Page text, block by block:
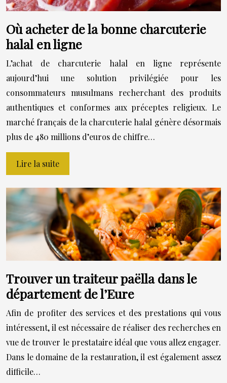
Où acheter de la bonne charcuterie
halal en ligne
L’achat de charcuterie halal en ligne représente
aujourd’hui une solution privilégiée pour les
consommateurs musulmans recherchant des produits
authentiques et conformes aux préceptes religieux. Le
marché français de la charcuterie halal génère désormais
plus de 480 millions d’euros de chiffre…
Lire la suite
Trouver un traiteur paëlla dans le
département de l’Eure
Afin de profiter des services et des prestations qui vous
intéressent, il est nécessaire de réaliser des recherches en
vue de trouver le prestataire idéal que vous allez engager.
Dans le domaine de la restauration, il est également assez
difficile…